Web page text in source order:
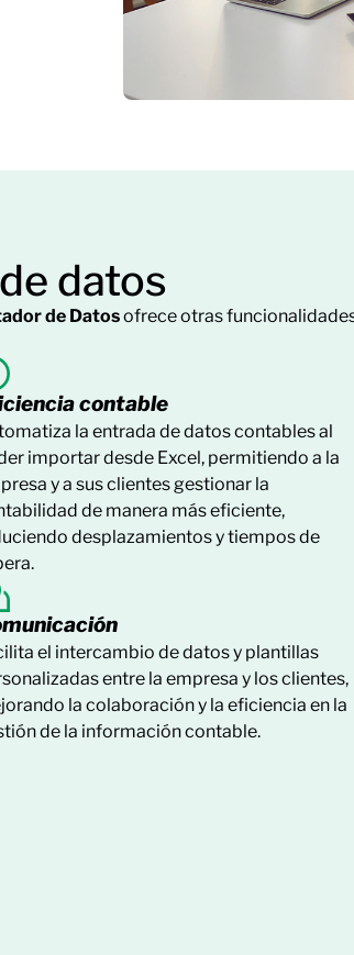
datos
de Datosofrece otras
contable
la entrada de datos contables al
importar desde Excel, permitiendo a la
y a sus clientes gestionar la
de manera más eficiente,
desplazamientos y tiempos de
el intercambio de datos y plantillas
entre la empresa y los clientes,
la colaboración y la eficiencia en la
de la información contable.